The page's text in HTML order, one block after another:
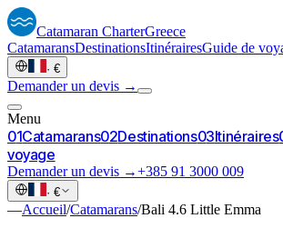
Catamaran CharterGreece
CatamaransDestinationsItinérairesGuide de
· €
Demander un devis →
Menu
01Catamarans02Destinations03Itinéraires
voyage
Demander un devis →+385 91 3000 009
· €
—Accueil/Catamarans/Bali 4.6 Little Emma